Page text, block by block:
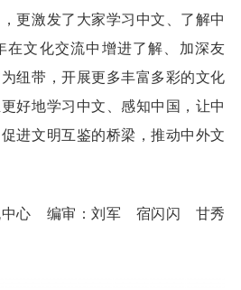
更激发了大家学习中文、了解中
在文化交流中增进了解、加深友
纽带，开展更多丰富多彩的文化
好地学习中文、感知中国，让中
进文明互鉴的桥梁，推动中外文
心 编审：刘军 宿闪闪 甘秀